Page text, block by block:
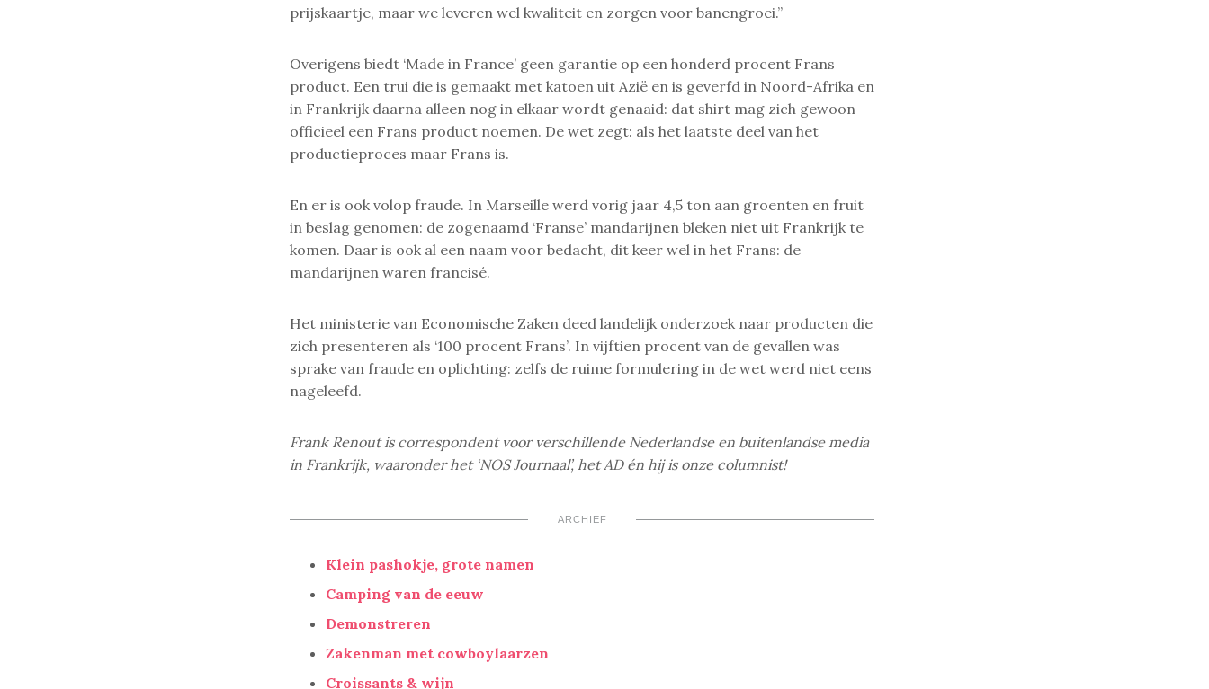
prijskaartje, maar we leveren wel kwaliteit en zorgen voor banengroei.”
Overigens biedt ‘Made in France’ geen garantie op een honderd procent Frans
product. Een trui die is gemaakt met katoen uit Azië en is geverfd in Noord-Afrika en
in Frankrijk daarna alleen nog in elkaar wordt genaaid: dat shirt mag zich gewoon
officieel een Frans product noemen. De wet zegt: als het laatste deel van het
productieproces maar Frans is.
En er is ook volop fraude. In Marseille werd vorig jaar 4,5 ton aan groenten en fruit
in beslag genomen: de zogenaamd ‘Franse’ mandarijnen bleken niet uit Frankrijk te
komen. Daar is ook al een naam voor bedacht, dit keer wel in het Frans: de
mandarijnen waren francisé.
Het ministerie van Economische Zaken deed landelijk onderzoek naar producten die
zich presenteren als ‘100 procent Frans’. In vijftien procent van de gevallen was
sprake van fraude en oplichting: zelfs de ruime formulering in de wet werd niet eens
nageleefd.
Frank Renout is correspondent voor verschillende Nederlandse en buitenlandse media
in Frankrijk, waaronder het ‘NOS Journaal’, het AD én hij is onze columnist!
ARCHIEF
Klein pashokje, grote namen
Camping van de eeuw
Demonstreren
Zakenman met cowboylaarzen
Croissants & wijn